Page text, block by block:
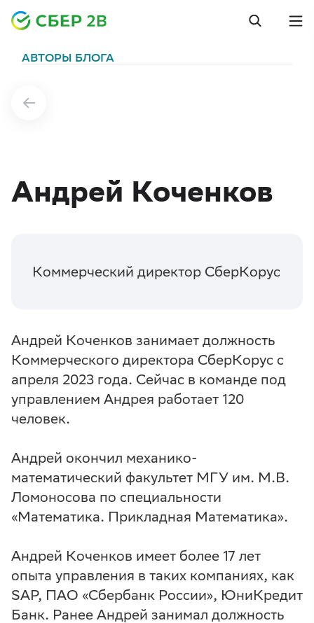
АВТОРЫ БЛОГА
Андрей Коченков
Коммерческий директор СберКорус
Андрей Коченков занимает должность
Коммерческого директора СберКорус с
апреля 2023 года. Сейчас в команде под
управлением Андрея работает 120
человек.
Андрей окончил механико-
математический факультет МГУ им. М.В.
Ломоносова по специальности
«Математика. Прикладная Математика».
Андрей Коченков имеет более 17 лет
опыта управления в таких компаниях, как
SAP, ПАО «Сбербанк России», ЮниКредит
Банк. Ранее Андрей занимал должность